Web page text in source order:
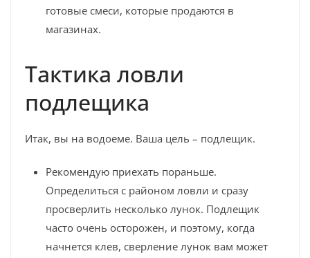
готовые смеси, которые продаются в
магазинах.
Тактика ловли
подлещика
Итак, вы на водоеме. Ваша цель – подлещик.
Рекомендую приехать пораньше.
Определиться с районом ловли и сразу
просверлить несколько лунок. Подлещик
часто очень осторожен, и поэтому, когда
начнется клев, сверление лунок вам может